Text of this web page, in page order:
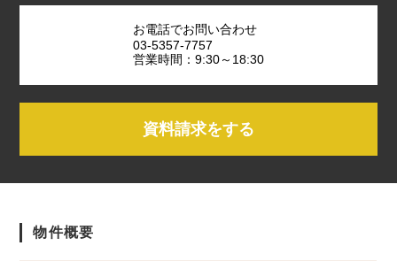
お電話でお問い合わせ
03-5357-7757
営業時間：9:30～18:30
資料請求をする
物件概要